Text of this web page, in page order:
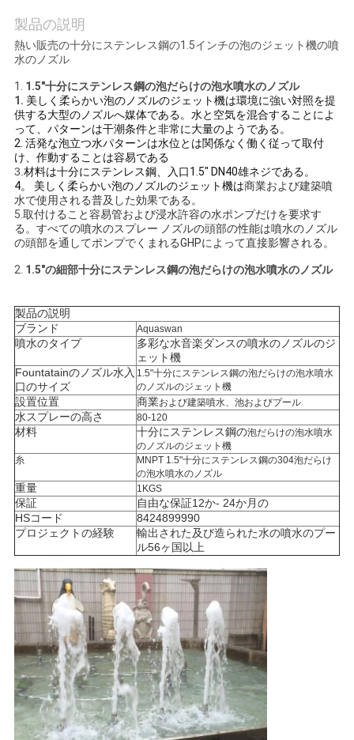
し
な
さ
い
引
用
を
要
求
し
な
さ
い
NEWS
地
図
PRIVACY
POLICY
製品の説明
熱い販売の十分にステンレス鋼の1.5インチの泡のジェット機の噴
水のノズル
1. 1.5"十分にステンレス鋼の泡だらけの泡水噴水のノズル
1. 美しく柔らかい泡のノズルのジェット機は環境に強い対照を提
供する大型のノズルへ媒体である。水と空気を混合することによ
って、パターンは干潮条件と非常に大量のようである。
2. 活発な泡立つ水パターンは水位とは関係なく働く従って取付
け、作動することは容易である
3.材料は十分にステンレス鋼、入口1.5" DN40雄ネジである。
4。 美しく柔らかい泡のノズルのジェット機は商業および建築噴
水で使用される普及した効果である。
5.取付けること容易管および浸水許容の水ポンプだけを要求す
る。すべての噴水のスプレー ノズルの頭部の性能は噴水のノズル
の頭部を通してポンプでくまれるGHPによって直接影響される。
2. 1.5"の細部十分にステンレス鋼の泡だらけの泡水噴水のノズル
製品の説明
ブランド
Aquaswan
噴水のタイプ
多彩な水音楽ダンスの噴水のノズルのジ
ェット機
Fountatainのノズル水入
口のサイズ
1.5"十分にステンレス鋼の泡だらけの泡水噴水
のノズルのジェット機
設置位置 商業および建築噴水、池およびプール
水スプレーの高さ 80-120
材料 十分にステンレス鋼の泡だらけの泡水噴水
のノズルのジェット機
糸
MNPT 1.5"十分にステンレス鋼の304泡だらけ
の泡水噴水のノズル
重量 1KGS
保証
自由な保証12か- 24か月の
HSコード
8424899990
プロジェクトの経験
輸出された及び造られた水の噴水のプー
ル56ヶ国以上